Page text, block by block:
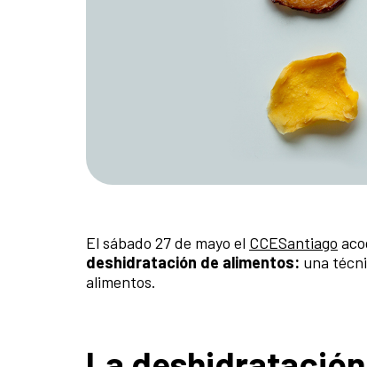
El sábado 27 de mayo el CCESantiago
deshidratación de alimentos: una
alimentos.